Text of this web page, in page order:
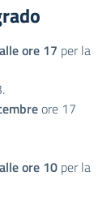
ore 17 per la
ore 17
ore 10 per la